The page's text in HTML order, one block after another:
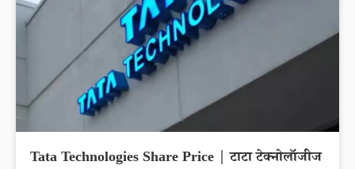
Tata Technologies Share Price | टाटा टेक्नोलॉजीज